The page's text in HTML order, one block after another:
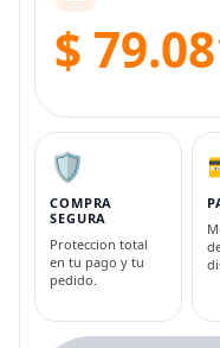
$
🛡️
COMPRA
SEGURA
Proteccion total
en tu pago y tu
pedido.